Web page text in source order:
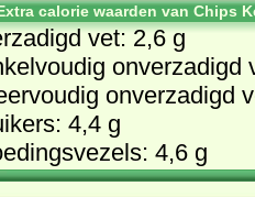
calorie waarden van Chips
vet: 2,6 g
onverzadigd
onverzadigd
4,4 g
4,6 g